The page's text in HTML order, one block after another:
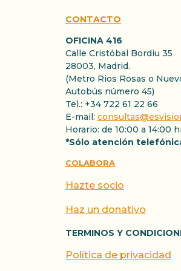
CONTACTO
OFICINA 416
Calle Cristóbal Bordiu 35
28003, Madrid.
(Metro Rios Rosas o
Autobús número 45)
Tel.: +34 722 61 22 66
E-mail:
Horario: de 10:00 a 14:00
*Sólo atención
COLABORA
Hazte socio
Haz un donativo
TERMINOS Y
Política de privacidad